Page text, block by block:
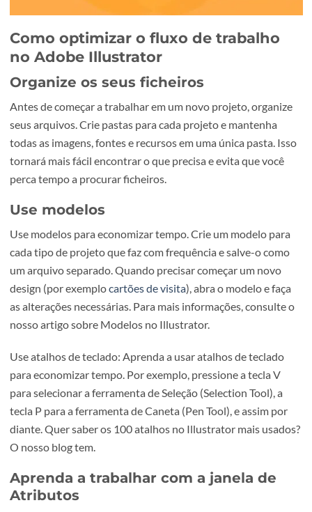
Como optimizar o fluxo de trabalho
no Adobe Illustrator
Organize os seus ficheiros
seus arquivos. Crie pastas para cada projeto e mantenha
todas as imagens, fontes e recursos em uma única pasta.
tornará mais fácil encontrar o que precisa e evita que
perca tempo a procurar ficheiros.
Use modelos
cada tipo de projeto que faz com frequência e salve-o
um arquivo separado. Quando precisar começar um novo
design (por exemplocartões de visita), abra o modelo e
as alterações necessárias. Para mais informações,
nosso artigo sobre Modelos no Illustrator.
Use atalhos de teclado: Aprenda a usar atalhos de
para economizar tempo. Por exemplo, pressione a tecla V